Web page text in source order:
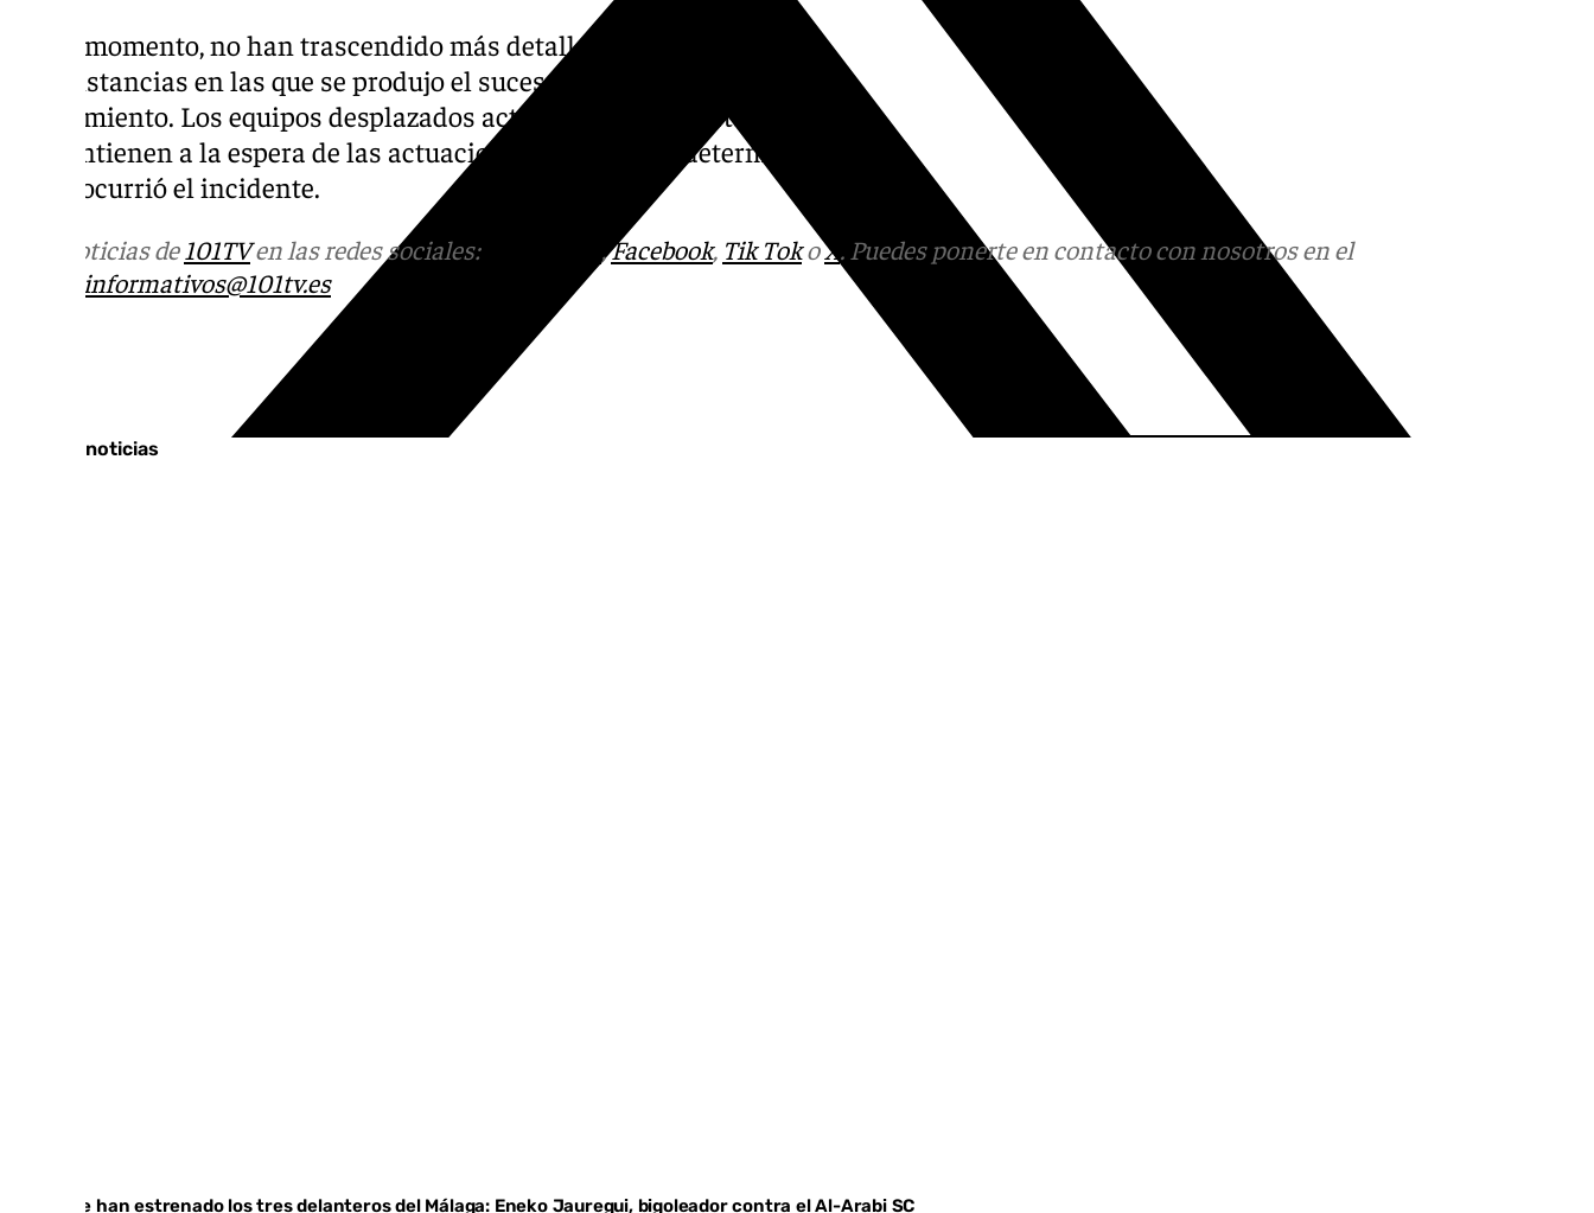
Por el momento, no han trascendido más detalles sobre las
circunstancias en las que se produjo el suceso ni sobre las causas del
fallecimiento. Los equipos desplazados actuaron tras la alerta recibida y
se mantienen a la espera de las actuaciones que puedan determinar
cómo ocurrió el incidente.
Más noticias de101TVen las redes sociales: ,Facebook, Tik TokoX. Puedes ponerte en contacto con nosotros en el
informativos@101tv.es
Últimas noticias
Ya se han estrenado los tres delanteros del Málaga: Eneko Jauregui, bigoleador contra el Al-Arabi SC